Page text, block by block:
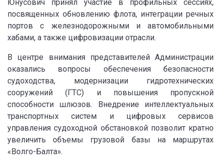
Юнусович принял участие в профильных сессиях,
посвященных обновлению флота, интеграции речных
портов с железнодорожными и автомобильными
хабами, а также цифровизации отрасли.
В центре внимания представителей Администрации
оказались вопросы обеспечения безопасности
судоходства, модернизации гидротехнических
сооружений (ГТС) и повышения пропускной
способности шлюзов. Внедрение интеллектуальных
транспортных систем и цифровых сервисов
управления судоходной обстановкой позволит кратно
увеличить объемы грузовой базы на маршрутах
«Волго-Балта».